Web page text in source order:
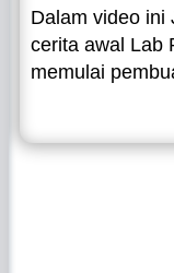
Dalam video ini
cerita awal Lab
memulai